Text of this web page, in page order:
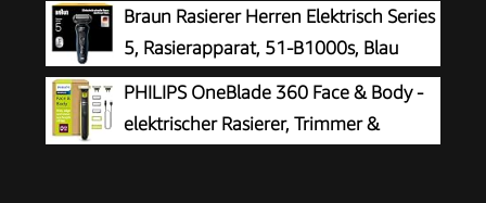
Braun Rasierer Herren Elektrisch Series
5, Rasierapparat, 51-B1000s, Blau
PHILIPS OneBlade 360 Face & Body -
elektrischer Rasierer, Trimmer &